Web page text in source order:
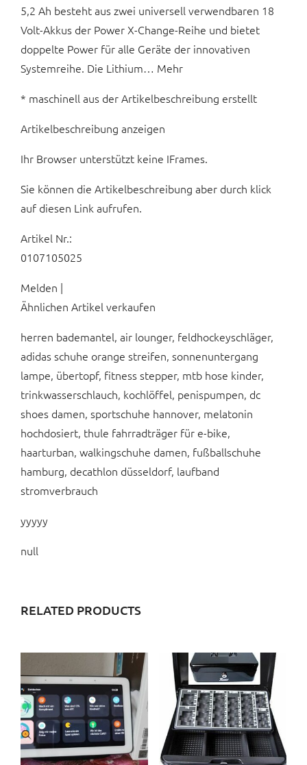
5,2 Ah besteht aus zwei universell verwendbaren 18
Volt-Akkus der Power X-Change-Reihe und bietet
doppelte Power für alle Geräte der innovativen
Systemreihe. Die Lithium… Mehr
* maschinell aus der Artikelbeschreibung erstellt
Artikelbeschreibung anzeigen
Ihr Browser unterstützt keine IFrames.
Sie können die Artikelbeschreibung aber durch klick
auf diesen Link aufrufen.
Artikel Nr.:
0107105025
Melden |
Ähnlichen Artikel verkaufen
herren bademantel, air lounger, feldhockeyschläger,
adidas schuhe orange streifen, sonnenuntergang
lampe, übertopf, fitness stepper, mtb hose kinder,
trinkwasserschlauch, kochlöffel, penispumpen, dc
shoes damen, sportschuhe hannover, melatonin
hochdosiert, thule fahrradträger für e-bike,
haarturban, walkingschuhe damen, fußballschuhe
hamburg, decathlon düsseldorf, laufband
stromverbrauch
yyyyy
null
RELATED PRODUCTS